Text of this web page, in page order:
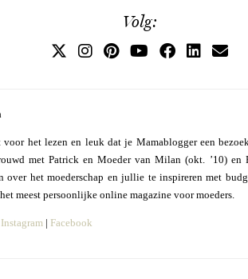
Volg:
voor het lezen en leuk dat je Mamablogger een
met Patrick en Moeder van Milan (okt. ’10) en
over het moederschap en jullie te inspireren met
meest persoonlijke online magazine voor moeders.
Instagram | Facebook